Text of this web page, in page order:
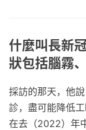
什麼叫長新
狀包括腦霧
採訪的那天，他
診，盡可能降低
在去（2022）年